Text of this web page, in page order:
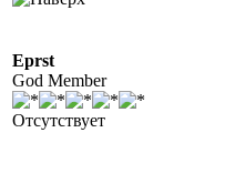
Eprst
God Member
Отсутствует